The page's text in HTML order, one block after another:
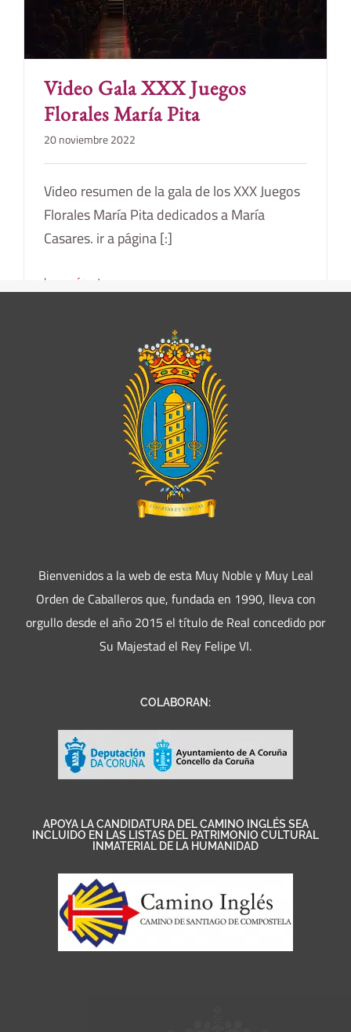
Video Gala XXX Juegos
Florales María Pita
20 noviembre 2022
Video resumen de la gala de los XXX Juegos
Florales María Pita dedicados a María
Casares. ir a página [:]
Leer más...
Bienvenidos a la web de esta Muy Noble y Muy Leal
Orden de Caballeros que, fundada en 1990, lleva con
orgullo desde el año 2015 el título de Real concedido por
Su Majestad el Rey Felipe VI.
COLABORAN:
APOYA LA CANDIDATURA DEL CAMINO INGLÉS SEA
INCLUIDO EN LAS LISTAS DEL PATRIMONIO CULTURAL
INMATERIAL DE LA HUMANIDAD